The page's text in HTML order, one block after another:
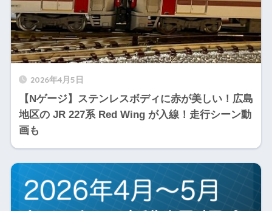
2026年4月5日
【Nゲージ】ステンレスボディに赤が美しい！広島
地区の JR 227系 Red Wing が入線！走行シーン動
画も